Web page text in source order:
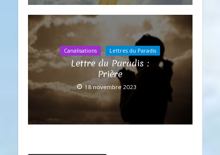
Canalisations Lettres du Paradis
Lettre du Paradis :
Prière
18 novembre 2023